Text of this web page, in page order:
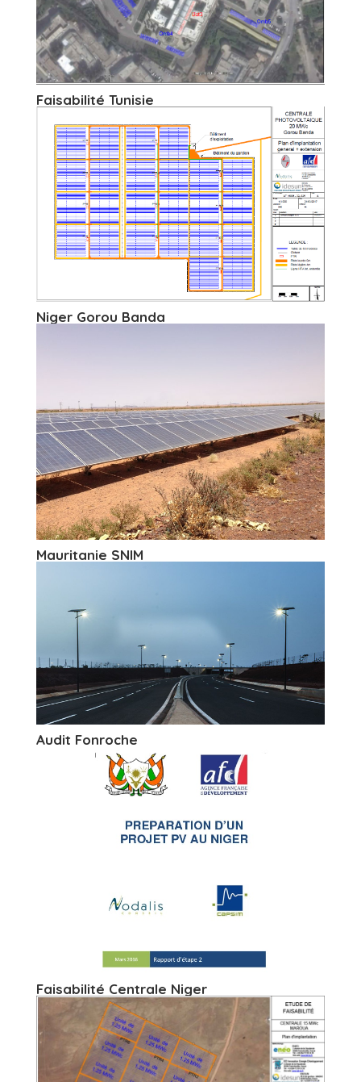
Faisabilité Tunisie
Niger Gorou Banda
Mauritanie SNIM
Audit Fonroche
Faisabilité Centrale Niger